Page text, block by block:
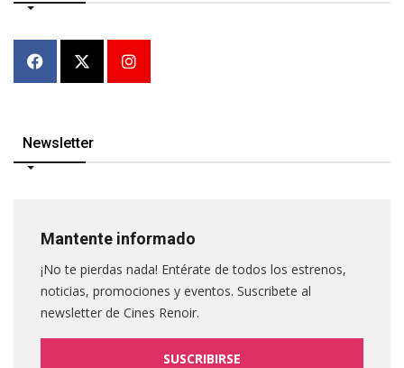
Newsletter
Mantente informado
¡No te pierdas nada! Entérate de todos los estrenos,
noticias, promociones y eventos. Suscribete al
newsletter de Cines Renoir.
SUSCRIBIRSE